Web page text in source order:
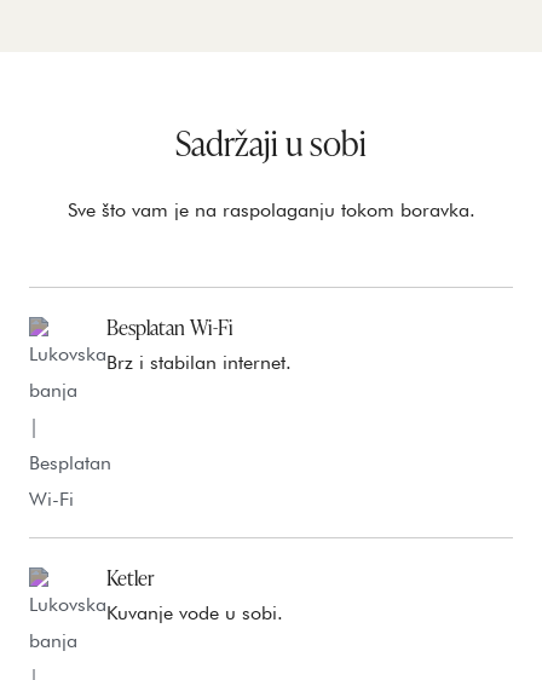
Sadržaji u sobi
Sve što vam je na raspolaganju tokom boravka.
Besplatan Wi-Fi
Brz i stabilan internet.
Ketler
Kuvanje vode u sobi.